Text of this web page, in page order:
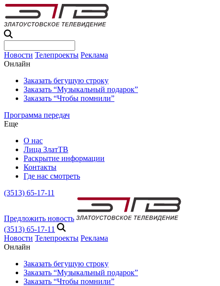
Новости Телепроекты Реклама
Онлайн
Заказать бегущую строку
Заказать “Музыкальный подарок”
Заказать “Чтобы помнили”
Программа передач
Еще
О нас
Лица ЗлатТВ
Раскрытие информации
Контакты
Где нас смотреть
(3513) 65-17-11
Предложить новость
(3513) 65-17-11
Новости Телепроекты Реклама
Онлайн
Заказать бегущую строку
Заказать “Музыкальный подарок”
Заказать “Чтобы помнили”